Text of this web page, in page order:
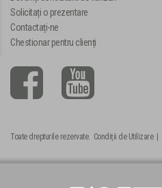
Solicitați o prezentare
Contactați-ne
Chestionar pentru clienți
Toate drepturile rezervate. Condiții de Utilizare|